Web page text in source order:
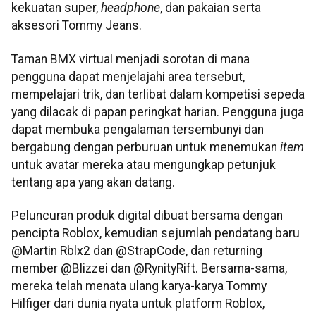
kekuatan super, headphone, dan pakaian serta
aksesori Tommy Jeans.
Taman BMX virtual menjadi sorotan di mana
pengguna dapat menjelajahi area tersebut,
mempelajari trik, dan terlibat dalam kompetisi sepeda
yang dilacak di papan peringkat harian. Pengguna juga
dapat membuka pengalaman tersembunyi dan
bergabung dengan perburuan untuk menemukan item
untuk avatar mereka atau mengungkap petunjuk
tentang apa yang akan datang.
Peluncuran produk digital dibuat bersama dengan
pencipta Roblox, kemudian sejumlah pendatang baru
@Martin Rblx2 dan @StrapCode, dan returning
member @Blizzei dan @RynityRift. Bersama-sama,
mereka telah menata ulang karya-karya Tommy
Hilfiger dari dunia nyata untuk platform Roblox,